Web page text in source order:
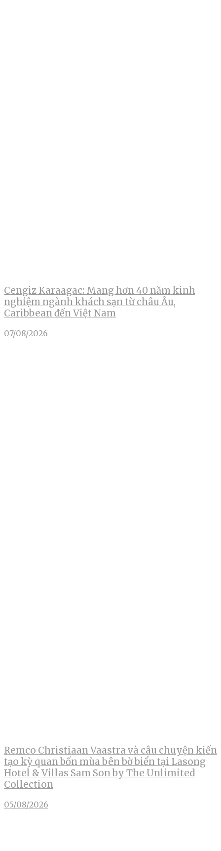
Cengiz Karaagac: Mang hơn 40 năm kinh
nghiệm ngành khách sạn từ châu Âu,
Caribbean đến Việt Nam
07/08/2026
Remco Christiaan Vaastra và câu chuyện kiến
tạo kỳ quan bốn mùa bên bờ biển tại Lasong
Hotel & Villas Sam Son by The Unlimited
Collection
05/08/2026